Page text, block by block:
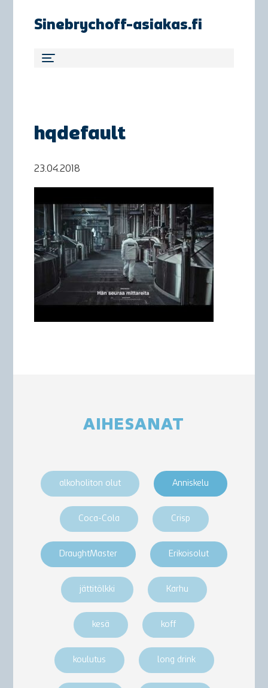
Sinebrychoff-asiakas.fi
hqdefault
23.04.2018
AIHESANAT
alkoholiton olut Anniskelu
Coca-Cola Crisp
DraughtMaster Erikoisolut
jättitölkki Karhu
kesä koff
koulutus long drink